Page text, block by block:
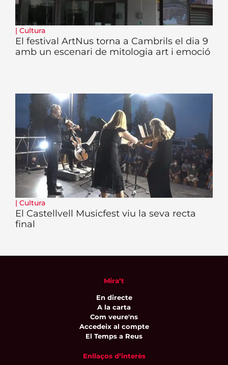
| Cultura
El festival ArtNus torna a Cambrils el dia 9
amb un escenari de mitologia art i emoció
| Cultura
El Castellvell Musicfest viu la seva recta
final
Mira’t
En directe
A la carta
Com veure'ns
Accedeix al compte
El Temps a Reus
Enllaços d’interès